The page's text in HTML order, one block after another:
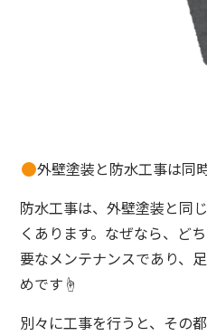
外壁塗装と防水工事は同
防水工事は、外壁塗装と同
くあります。なぜなら、ど
要なメンテナンスであり、
めです☝️
別々に工事を行うと、その